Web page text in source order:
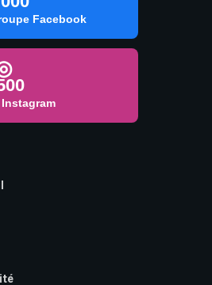
Facebook